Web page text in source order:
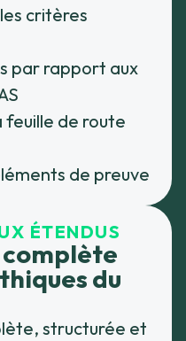
critères
par rapport aux
feuille de route
de preuve
ÉTENDUS
du
structurée et